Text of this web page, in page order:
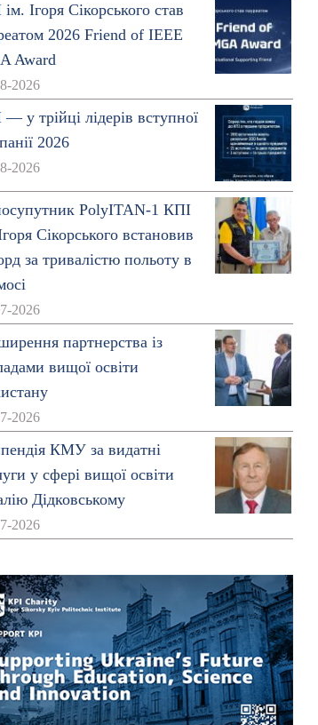
Ігоря Сікорського став
2026 Friend of IEEE
Award
2026
у трійці лідерів вступної
2026
2026
PolyITAN-1 КПІ
Сікорського встановив
за тривалістю польоту в
2026
партнерства із
вищої освіти
2026
КМУ за видатні
у сфері вищої освіти
Дідковському
2026